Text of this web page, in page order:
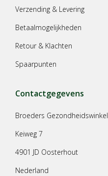
Verzending & Levering
Betaalmogelijkheden
Retour & Klachten
Spaarpunten
Contactgegevens
Broeders Gezondheidswinkel
Keiweg 7
4901 JD Oosterhout
Nederland